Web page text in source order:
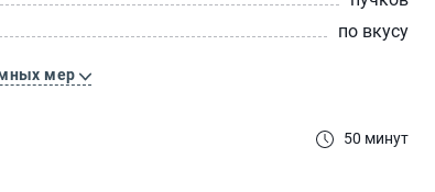
по вкусу
мер
50 минут